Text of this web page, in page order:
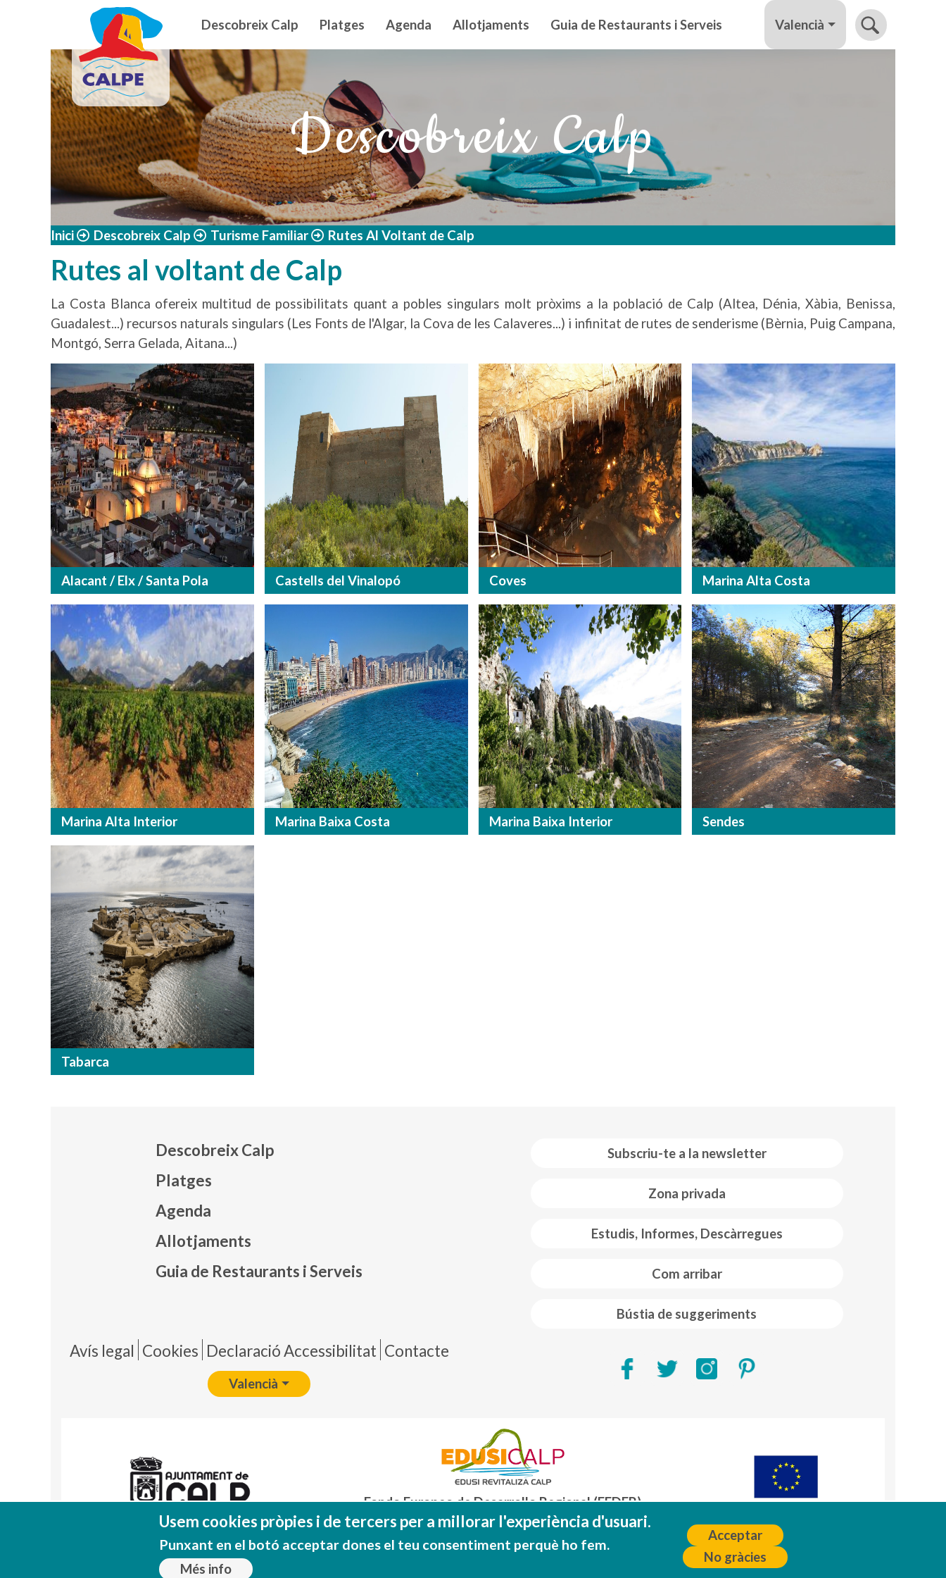
Vés al contingut Navegación principal
Descobreix Calp Platges Agenda Allotjaments Guia de Restaurants i Serveis Valencià
Descobreix Calp
Inici Descobreix Calp Turisme Familiar Rutes Al Voltant de Calp
Rutes al voltant de Calp
La Costa Blanca ofereix multitud de possibilitats quant a pobles singulars molt pròxims a la població de Calp (Altea, Dénia, Xàbia, Benissa,
Guadalest...) recursos naturals singulars (Les Fonts de l'Algar, la Cova de les Calaveres...) i infinitat de rutes de senderisme (Bèrnia, Puig Campana,
Montgó, Serra Gelada, Aitana...)
Alacant / Elx / Santa Pola Castells del Vinalopó Coves Marina Alta Costa
Marina Alta Interior Marina Baixa Costa Marina Baixa Interior Sendes
Tabarca
Subscriu-te a la newsletter
Zona privada
Estudis, Informes, Descàrregues
Com arribar
Bústia de suggeriments
Descobreix Calp
Platges
Agenda
Allotjaments
Guia de Restaurants i Serveis
Pie de página
Avís legal Cookies Declaració Accessibilitat Contacte
Valencià
Fondo Europeo de Desarrollo Regional (FEDER)
Una manera de hacer EUROPA
Usem cookies pròpies i de tercers per a millorar l'experiència d'usuari.
Punxant en el botó acceptar dones el teu consentiment perquè ho fem.
Més info
Acceptar
No gràcies